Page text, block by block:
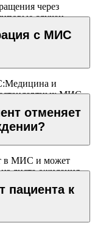
через
случаи
живого
с МИС
и
МИС
отменяет
в МИС и может
листа ожидания
пациента к